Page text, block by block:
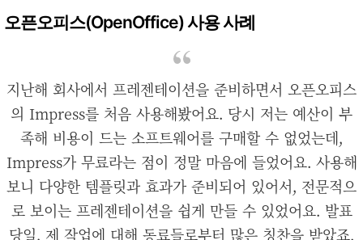
오픈오피스(OpenOffice) 사용 사례
지난해 회사에서 프레젠테이션을 준비하면서 오픈오피스
의 Impress를 처음 사용해봤어요. 당시 저는 예산이 부
족해 비용이 드는 소프트웨어를 구매할 수 없었는데,
Impress가 무료라는 점이 정말 마음에 들었어요. 사용해
보니 다양한 템플릿과 효과가 준비되어 있어서, 전문적으
로 보이는 프레젠테이션을 쉽게 만들 수 있었어요. 발표
당일, 제 작업에 대해 동료들로부터 많은 칭찬을 받았죠.